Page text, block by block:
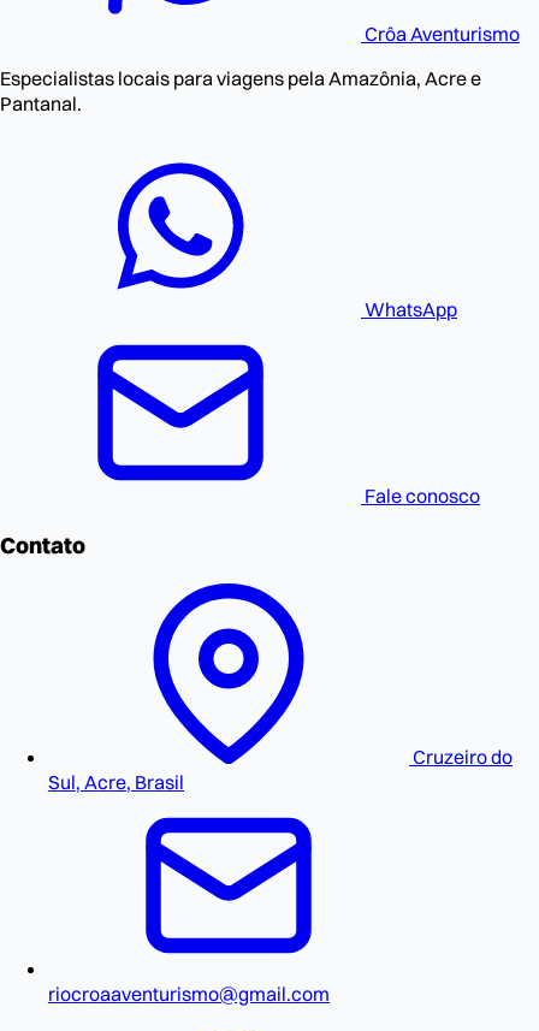
Crôa Aventurismo
Especialistas locais para viagens pela Amazônia, Acre e
Pantanal.
WhatsApp
Fale conosco
Contato
Cruzeiro do
Sul, Acre, Brasil
riocroaaventurismo@gmail.com